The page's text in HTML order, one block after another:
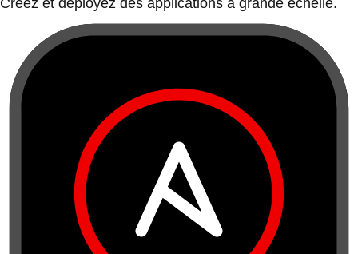
Créez et déployez des applications à grande échelle.